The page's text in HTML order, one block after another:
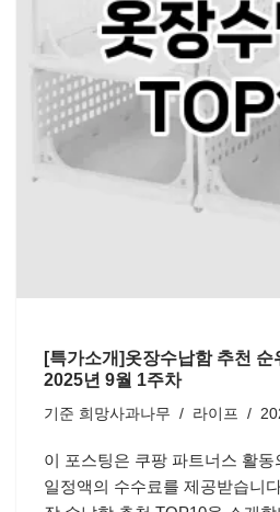
[특가소개]옷장수납함 추천
2025년 9월 1주차
기준 희망사과나무 라이프
이 포스팅은 쿠팡 파트너스 활
일정액의 수수료를 제공받습니